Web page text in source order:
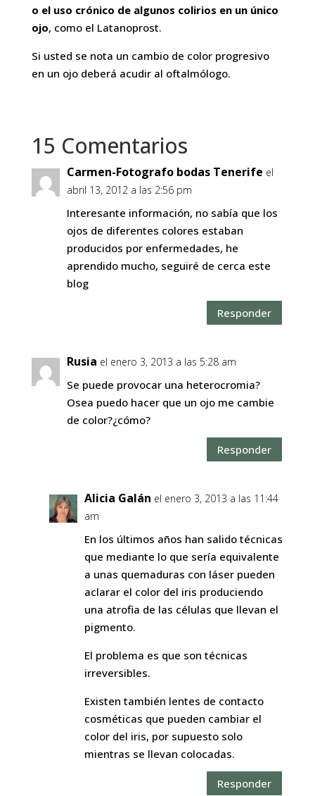
o el uso crónico de algunos colirios en un único
ojo, como el Latanoprost.
Si usted se nota un cambio de color progresivo
en un ojo deberá acudir al oftalmólogo.
15 Comentarios
Carmen-Fotografo bodas Tenerife el
abril 13, 2012 a las 2:56 pm
Interesante información, no sabía que los
ojos de diferentes colores estaban
producidos por enfermedades, he
aprendido mucho, seguiré de cerca este
blog
Responder
Rusia el enero 3, 2013 a las 5:28 am
Se puede provocar una heterocromia?
Osea puedo hacer que un ojo me cambie
de color?¿cómo?
Responder
Alicia Galán el enero 3, 2013 a las 11:44
am
En los últimos años han salido técnicas
que mediante lo que sería equivalente
a unas quemaduras con láser pueden
aclarar el color del iris produciendo
una atrofia de las células que llevan el
pigmento.
El problema es que son técnicas
irreversibles.
Existen también lentes de contacto
cosméticas que pueden cambiar el
color del iris, por supuesto solo
mientras se llevan colocadas.
Responder